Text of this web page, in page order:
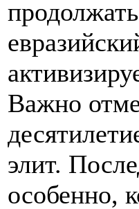
Важно
элит.
особенно,